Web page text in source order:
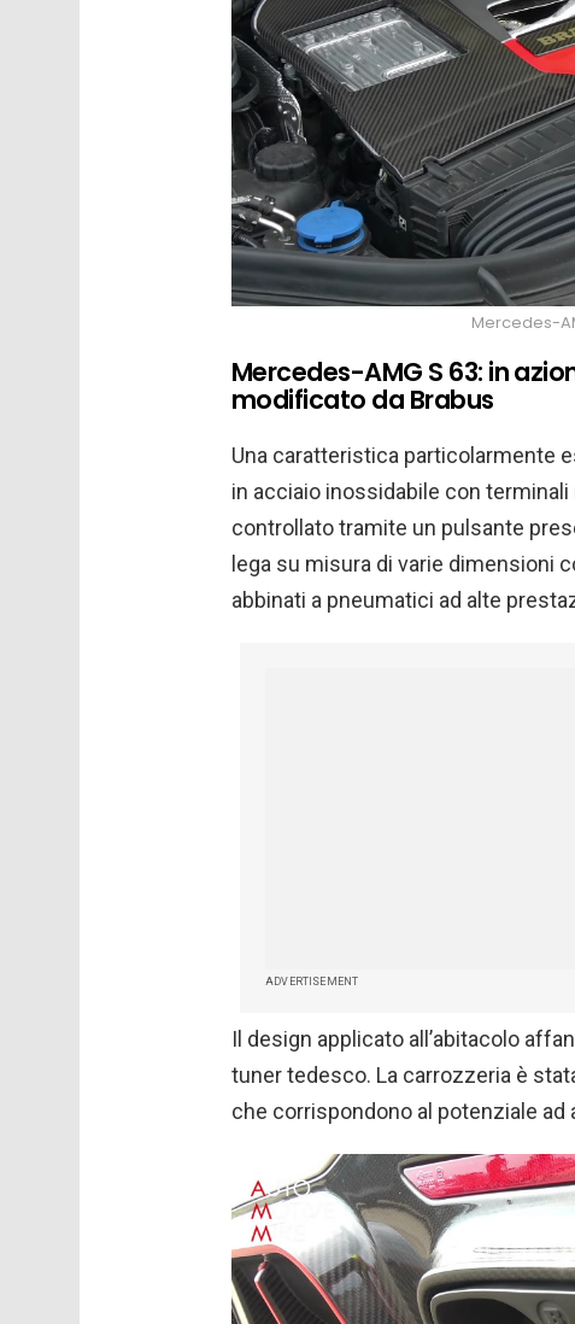
Mercedes-
Mercedes-AMG S 63: in
modificato da Brabus
Una caratteristica particolarmente
in acciaio inossidabile con
controllato tramite un pulsante
lega su misura di varie dimensioni
abbinati a pneumatici ad alte
ADVERTISEMENT
Il design applicato all’abitacolo
tuner tedesco. La carrozzeria è
che corrispondono al potenziale